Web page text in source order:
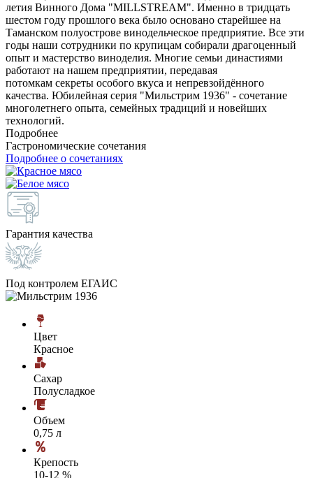
летия Винного Дома "MILLSTREAM". Именно в тридцать
шестом году прошлого века было основано старейшее на
Таманском полуострове винодельческое предприятие. Все эти
годы наши сотрудники по крупицам собирали драгоценный
опыт и мастерство виноделия. Многие семьи династиями
работают на нашем предприятии, передавая
потомкам секреты особого вкуса и непревзойдённого
качества. Юбилейная серия "Мильстрим 1936" - сочетание
многолетнего опыта, семейных традиций и новейших
технологий.
Подробнее
Гастрономические сочетания
Подробнее о сочетаниях
Гарантия качества
Под контролем ЕГАИС
Цвет
Красное
Сахар
Полусладкое
Объем
0,75 л
Крепость
10-12 %